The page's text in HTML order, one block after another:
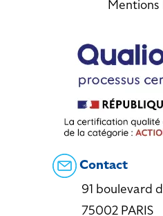
Mentions
Contact
91 boulevard
75002 PARIS